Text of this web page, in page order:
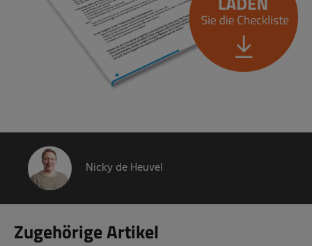
Nicky de Heuvel
Zugehörige Artikel